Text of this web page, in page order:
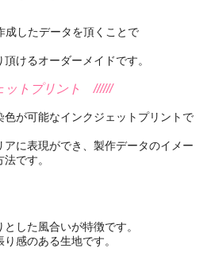
したデータを頂くことで
けるオーダーメイドです。
ットプリント //////
が可能なインクジェットプリントで
アに表現ができ、製作データのイメー
です。
した風合いが特徴です。
感のある生地です。